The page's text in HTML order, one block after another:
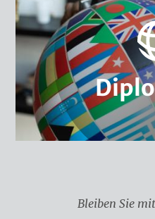
Klima & Sicherheit
Global Environmental
Wasserdiplomatie
Diplomatie
Bleiben Sie